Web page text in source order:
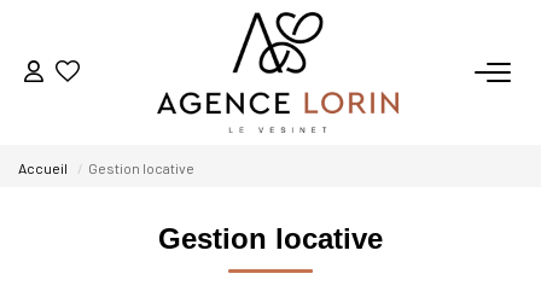
ACHETER
ESTIMER
Accueil Gestion locative
Gestion locative